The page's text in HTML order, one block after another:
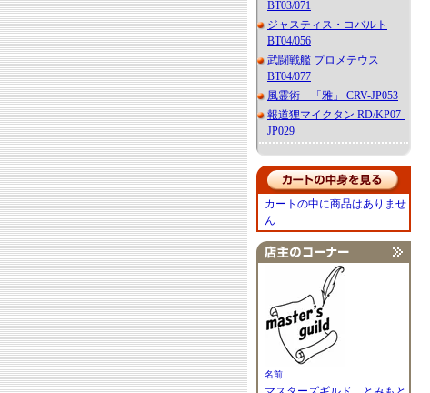
BT03/071
ジャスティス・コバルト
BT04/056
武闘戦艦 プロメテウス
BT04/077
風霊術－「雅」 CRV-JP053
報道狸マイクタン RD/KP07-
JP029
カートの中に商品はありませ
ん
名前